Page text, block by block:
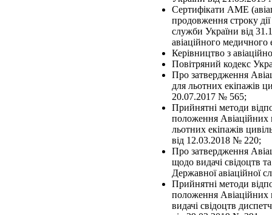
Сертифікати АМЕ
продовження строку
служби України від
авіаційного медичного
Керівництво з
Повітряний кодекс
Про затвердження
для льотних екіпажів
20.07.2017 № 565;
Прийнятні методи
положення Авіаційних
льотних екіпажів
від 12.03.2018 № 220;
Про затвердження
щодо видачі свідоцтв
Державної авіаційної
Прийнятні методи
положення Авіаційних
видачі свідоцтв